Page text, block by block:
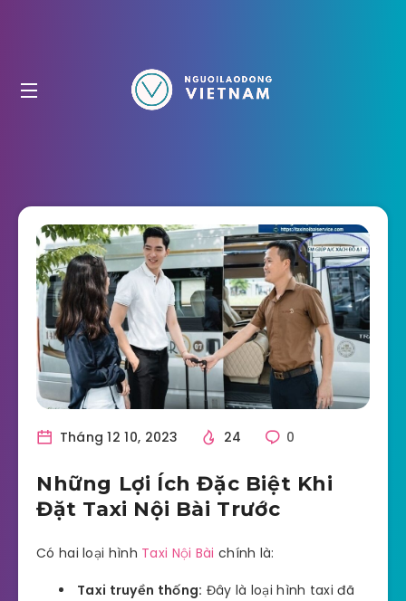
Tháng 12 10, 2023 24 0
Những Lợi Ích Đặc Biệt Khi
Đặt Taxi Nội Bài Trước
Có hai loại hình Taxi Nội Bài chính là:
Taxi truyền thống: Đây là loại hình taxi đã